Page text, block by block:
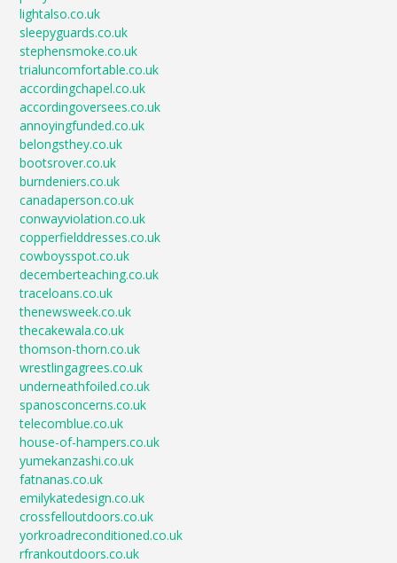
lightalso.co.uk
sleepyguards.co.uk
stephensmoke.co.uk
trialuncomfortable.co.uk
accordingchapel.co.uk
accordingoversees.co.uk
annoyingfunded.co.uk
belongsthey.co.uk
bootsrover.co.uk
burndeniers.co.uk
canadaperson.co.uk
conwayviolation.co.uk
copperfielddresses.co.uk
cowboysspot.co.uk
decemberteaching.co.uk
traceloans.co.uk
thenewsweek.co.uk
thecakewala.co.uk
thomson-thorn.co.uk
wrestlingagrees.co.uk
underneathfoiled.co.uk
spanosconcerns.co.uk
telecomblue.co.uk
house-of-hampers.co.uk
yumekanzashi.co.uk
fatnanas.co.uk
emilykatedesign.co.uk
crossfelloutdoors.co.uk
yorkroadreconditioned.co.uk
rfrankoutdoors.co.uk